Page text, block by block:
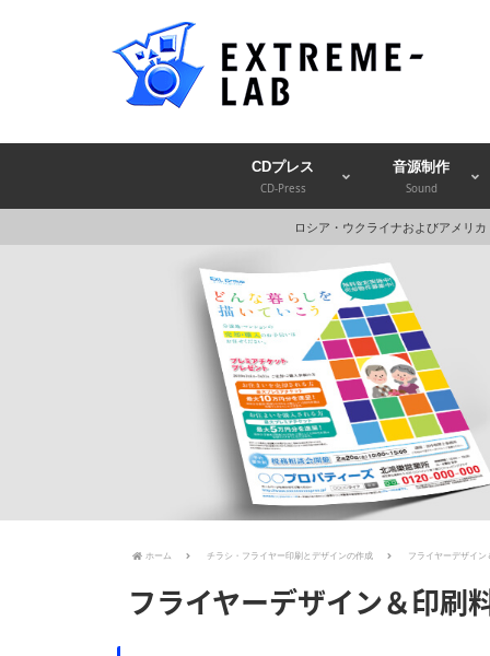
CDプレス
CD-Press
音源制作
Sound
ロシア・ウクライナおよびアメリ
ホーム チラシ・フライヤー印刷とデザインの作成 フライヤーデザイン
フライヤーデザイン＆印刷